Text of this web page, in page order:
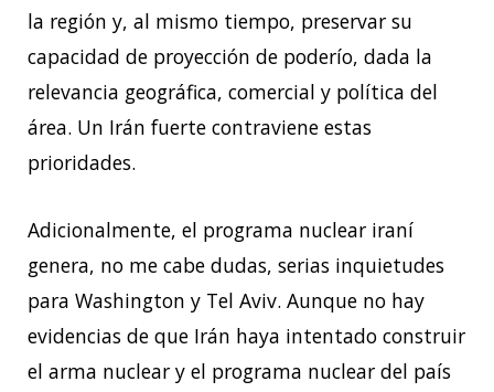
la región y, al mismo tiempo, preservar su
capacidad de proyección de poderío, dada la
relevancia geográfica, comercial y política del
área. Un Irán fuerte contraviene estas
prioridades.
Adicionalmente, el programa nuclear iraní
genera, no me cabe dudas, serias inquietudes
para Washington y Tel Aviv. Aunque no hay
evidencias de que Irán haya intentado construir
el arma nuclear y el programa nuclear del país